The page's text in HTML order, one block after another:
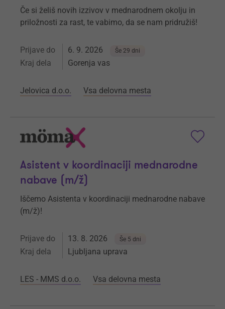
Če si želiš novih izzivov v mednarodnem okolju in
priložnosti za rast, te vabimo, da se nam pridružiš!
Prijave do 6. 9. 2026 Še 29 dni
Kraj dela Gorenja vas
Jelovica d.o.o. Vsa delovna mesta
Asistent v koordinaciji mednarodne
nabave (m/ž)
Iščemo Asistenta v koordinaciji mednarodne nabave
(m/ž)!
Prijave do 13. 8. 2026 Še 5 dni
Kraj dela Ljubljana uprava
LES - MMS d.o.o. Vsa delovna mesta